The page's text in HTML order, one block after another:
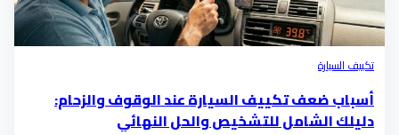
تكييف السيارة
أسباب ضعف تكييف السيارة عند الوقوف والزحام:
دليلك الشامل للتشخيص والحل النهائي